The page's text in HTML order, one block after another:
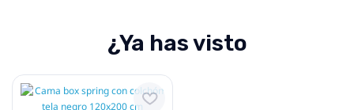
¿Ya has visto